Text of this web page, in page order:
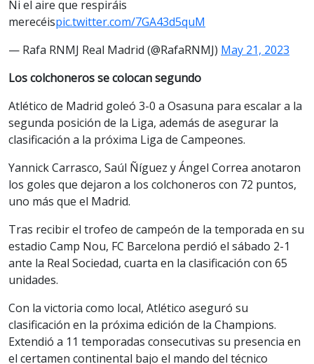
Ni el aire que respiráis
merecéispic.twitter.com/7GA43d5quM
— Rafa RNMJ Real Madrid (@RafaRNMJ) May 21, 2023
Los colchoneros se colocan segundo
Atlético de Madrid goleó 3-0 a Osasuna para escalar a la
segunda posición de la Liga, además de asegurar la
clasificación a la próxima Liga de Campeones.
Yannick Carrasco, Saúl Ñíguez y Ángel Correa anotaron
los goles que dejaron a los colchoneros con 72 puntos,
uno más que el Madrid.
Tras recibir el trofeo de campeón de la temporada en su
estadio Camp Nou, FC Barcelona perdió el sábado 2-1
ante la Real Sociedad, cuarta en la clasificación con 65
unidades.
Con la victoria como local, Atlético aseguró su
clasificación en la próxima edición de la Champions.
Extendió a 11 temporadas consecutivas su presencia en
el certamen continental bajo el mando del técnico